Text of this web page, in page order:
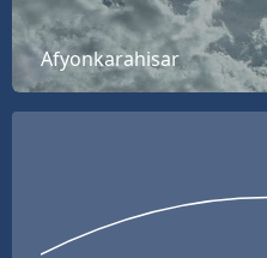
Afyonkarahisar